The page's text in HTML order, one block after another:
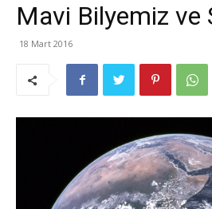
Mavi Bilyemiz ve
18 Mart 2016